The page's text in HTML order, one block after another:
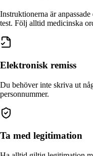
Instruktionerna är
test. Följ alltid medicinska
Elektronisk remiss
Du behöver inte skriva ut
personnummer.
Ta med legitimation